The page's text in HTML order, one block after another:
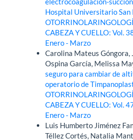
Hospital Universitario San
CABEZA Y CUELLO: Vol.
Enero - Marzo
Carolina Mateus Góngora,
Ospina García, Melissa
seguro para cambiar de
operatorio de
CABEZA Y CUELLO: Vol.
Enero - Marzo
Luis Humberto Jiménez
Téllez Cortés, Natalia